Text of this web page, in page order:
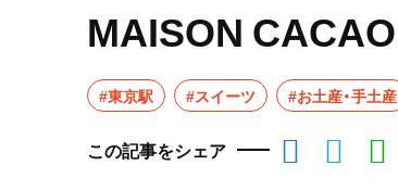
MAISON CACAO
#東京駅 #スイーツ #お土産・手土産
この記事をシェア